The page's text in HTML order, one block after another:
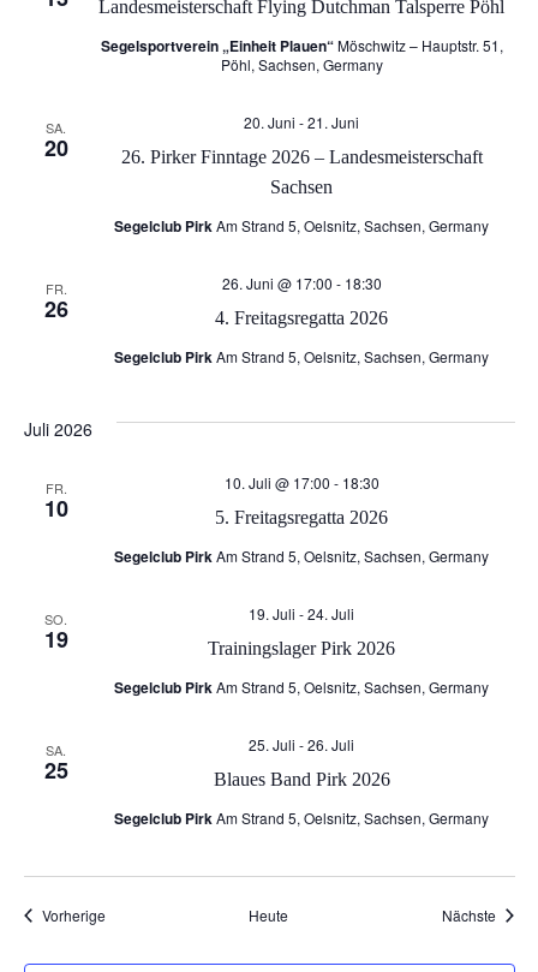
n
u
c
e
A
s
c
t
s
-
i
o
Landesmeisterschaft Flying Dutchman Talsperre Pöhl
Segelsportverein „Einheit Plauen“Möschwitz – Hauptstr. 51,
Pöhl, Sachsen, Germany
SA.
20
26. Pirker Finntage 2026 – Landesmeisterschaft
Sachsen
20. Juni -21. Juni
Segelclub PirkAm Strand 5, Oelsnitz, Sachsen, Germany
FR.
26 4. Freitagsregatta 2026
26. Juni @ 17:00 - 18:30
Segelclub PirkAm Strand 5, Oelsnitz, Sachsen, Germany
Juli 2026
FR.
10 5. Freitagsregatta 2026
10. Juli @ 17:00 - 18:30
Segelclub PirkAm Strand 5, Oelsnitz, Sachsen, Germany
SO.
19 Trainingslager Pirk 2026
19. Juli -24. Juli
Segelclub PirkAm Strand 5, Oelsnitz, Sachsen, Germany
SA.
25 Blaues Band Pirk 2026
25. Juli -26. Juli
Segelclub PirkAm Strand 5, Oelsnitz, Sachsen, Germany
VorherigeVeranstaltungen Heute Nächste